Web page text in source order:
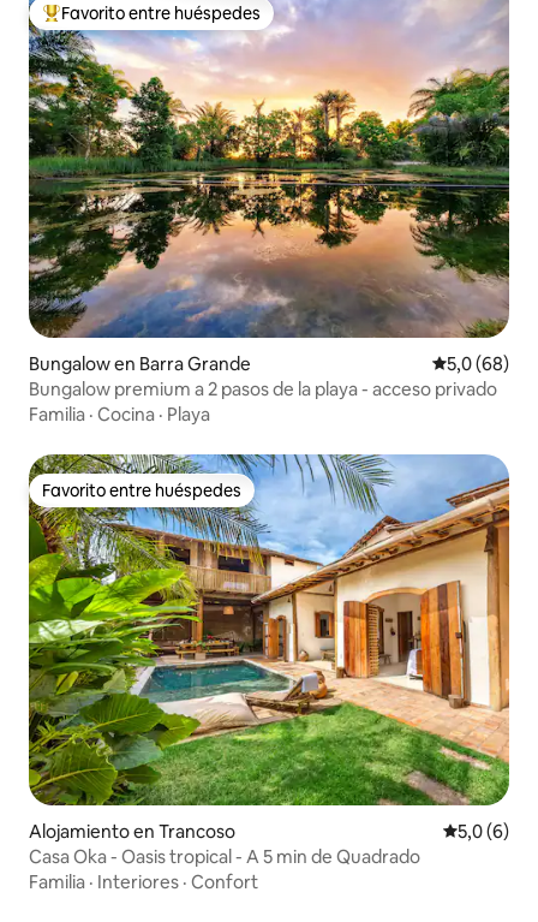
Favorito entre los huéspedes más destacados
Favorito entre huéspedes
Bungalow en Barra Grande Calificación
5,0 (68)
Bungalow premium a 2 pasos de la playa - acceso privado
Familia · Cocina · Playa
Favorito entre huéspedes
Favorito entre huéspedes
Alojamiento en Trancoso
5,0 (6)
Casa Oka - Oasis tropical - A 5 min de Quadrado
Familia · Interiores · Confort